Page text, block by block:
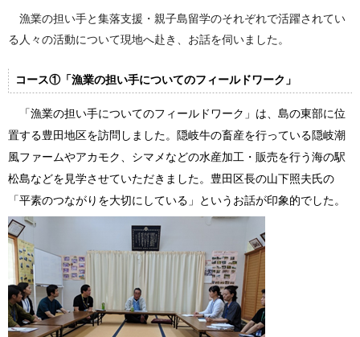
漁業の担い手と集落支援・親子島留学のそれぞれで活躍されてい
る人々の活動について現地へ赴き、お話を伺いました。
コース①「漁業の担い手についてのフィールドワーク」
「漁業の担い手についてのフィールドワーク」は、島の東部に位
置する豊田地区を訪問しました。隠岐牛の畜産を行っている隠岐潮
風ファームやアカモク、シマメなどの水産加工・販売を行う海の駅
松島などを見学させていただきました。豊田区長の山下照夫氏の
「平素のつながりを大切にしている」というお話が印象的でした。